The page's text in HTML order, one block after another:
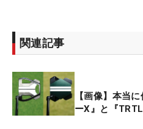
関連記事
【画像】本当
ーX』と『